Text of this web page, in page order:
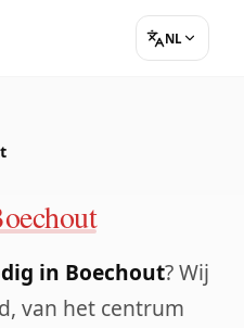
NL
in Boechout? Wij
van het centrum